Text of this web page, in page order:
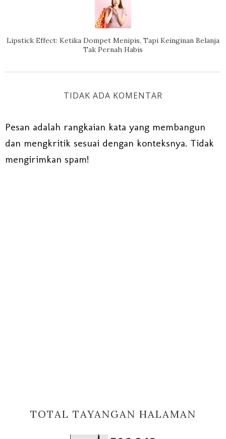
Lipstick Effect: Ketika Dompet Menipis, Tapi Keinginan Belanja
Tak Pernah Habis
TIDAK ADA KOMENTAR
Pesan adalah rangkaian kata yang membangun
dan mengkritik sesuai dengan konteksnya. Tidak
mengirimkan spam!
TOTAL TAYANGAN HALAMAN